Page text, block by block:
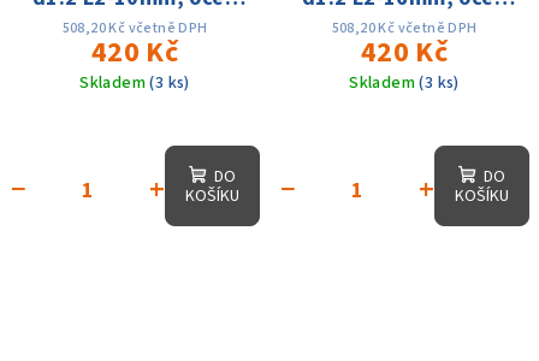
60HRC
508,20 Kč včetně DPH
420 Kč
Skladem(3 ks)
+
−
DO
KOŠÍKU
60HRC
508,20 Kč včetně DPH
420 Kč
Skladem(3 ks)
+
−
DO
KOŠÍKU